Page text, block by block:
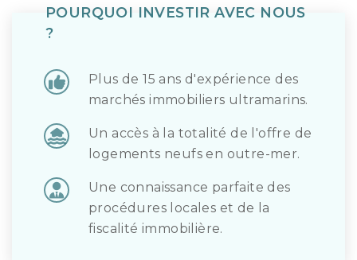
POURQUOI INVESTIR AVEC NOUS
?
Plus de 15 ans d'expérience des
marchés immobiliers ultramarins.
Un accès à la totalité de l'offre de
logements neufs en outre-mer.
Une connaissance parfaite des
procédures locales et de la
fiscalité immobilière.